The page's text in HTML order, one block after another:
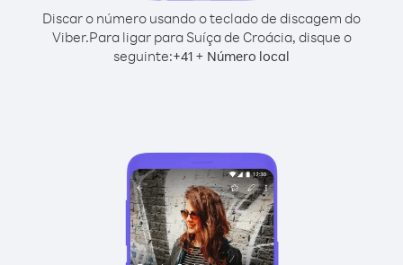
Discar o número usando o teclado de discagem do
Viber.Para ligar para Suíça de Croácia, disque o
seguinte:+41 + Número local